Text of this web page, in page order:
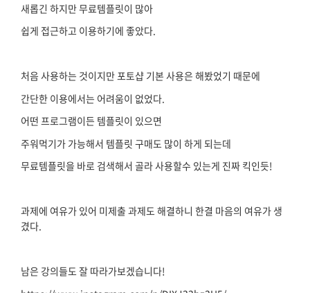
새롭긴 하지만 무료템플릿이 많아
쉽게 접근하고 이용하기에 좋았다.
처음 사용하는 것이지만 포토샵 기본 사용은 해봤었기 때문에
간단한 이용에서는 어려움이 없었다.
어떤 프로그램이든 템플릿이 있으면
주워먹기가 가능해서 템플릿 구매도 많이 하게 되는데
무료템플릿을 바로 검색해서 골라 사용할수 있는게 진짜 킥인듯!
과제에 여유가 있어 미제출 과제도 해결하니 한결 마음의 여유가 생
겼다.
남은 강의들도 잘 따라가보겠습니다!